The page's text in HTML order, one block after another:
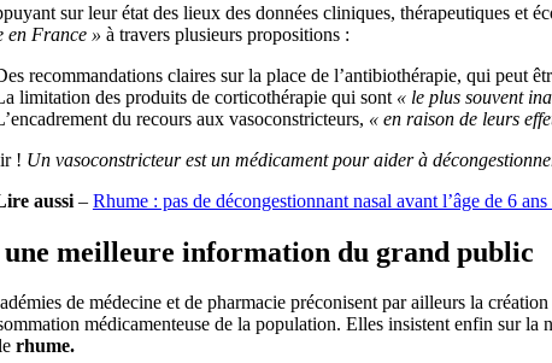
sur leur état des lieux des données cliniques, thérapeutiques et
en France » à travers plusieurs propositions :
recommandations claires sur la place de l’antibiothérapie, qui peut
limitation des produits de corticothérapie qui sont « le plus souvent
du recours aux vasoconstricteurs, « en raison de leurs
! Un vasoconstricteur est un médicament pour aider à
aussi– Rhume : pas de décongestionnant nasal avant l’âge de 6 ans
meilleure information du grand public
de médecine et de pharmacie préconisent par ailleurs la création
médicamenteuse de la population. Elles insistent enfin sur la
rhume.